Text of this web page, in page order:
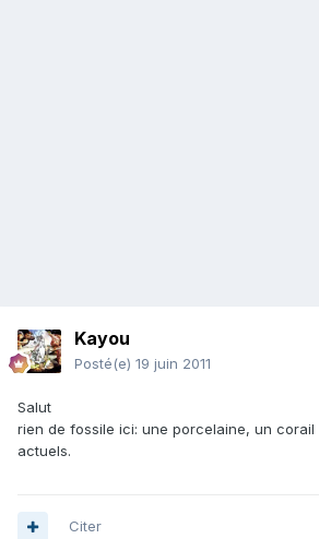
Kayou
Posté(e) 19 juin 2011
Salut
rien de fossile ici: une porcelaine, un corail
actuels.
Citer